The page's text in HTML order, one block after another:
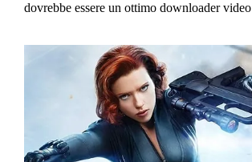
dovrebbe essere un ottimo downloader video